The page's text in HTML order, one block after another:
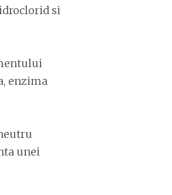
si
enzima
unei